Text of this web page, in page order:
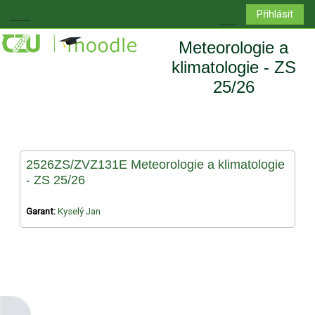
Boční panel
Přepnout
Přihlásit
Meteorologie a
klimatologie - ZS
25/26
2526ZS/ZVZ131E Meteorologie a klimatologie
- ZS 25/26
Garant: Kyselý Jan